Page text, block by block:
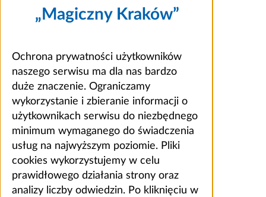
„Magiczny Kraków”
Ochrona prywatności użytkowników
naszego serwisu ma dla nas bardzo
duże znaczenie. Ograniczamy
wykorzystanie i zbieranie informacji o
użytkownikach serwisu do niezbędnego
minimum wymaganego do świadczenia
usług na najwyższym poziomie. Pliki
cookies wykorzystujemy w celu
prawidłowego działania strony oraz
analizy liczby odwiedzin. Po kliknięciu w